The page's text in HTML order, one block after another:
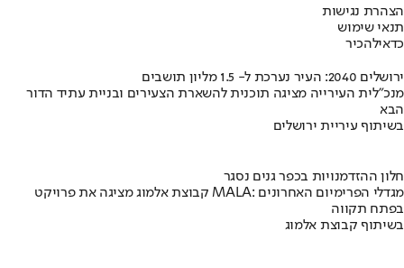
הצהרת נגישות
תנאי שימוש
כדאילהכיר
ירושלים 2040: העיר נערכת ל- 1.5 מליון תושבים
מנכ"לית העירייה מציגה תוכנית להשארת הצעירים ובניית עתיד הדור
הבא
בשיתוף עיריית ירושלים
חלון ההזדמנויות בכפר גנים נסגר
קבוצת אלמוג מציגה את פרויקט MALA: מגדלי הפרימיום האחרונים
בפתח תקווה
בשיתוף קבוצת אלמוג